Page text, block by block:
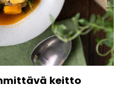
keitto